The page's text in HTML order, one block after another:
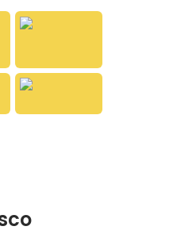
Im Meer. Und damit
alle gemeinsam auf